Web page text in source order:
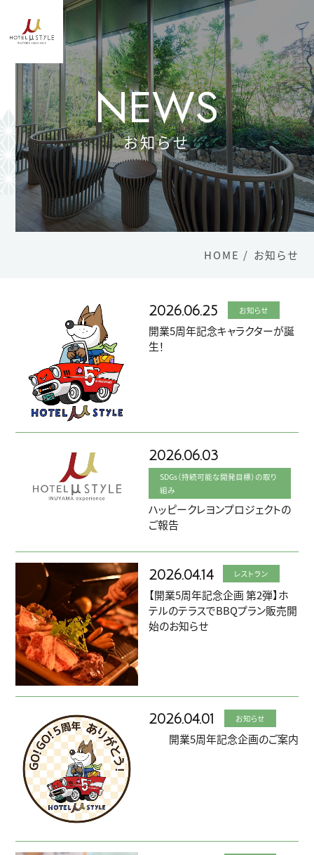
Language
日本語
English
简体字
繁體中文
한국어
TOP
- コンフォートダブル
- モデレートツイン
- スーペリアツイン
- プレミアムツイン
- アクセシブルルーム
レストラン
館内施設
アクティビティ
会社概要
採用情報
お知らせ
お問い合わせ
プライバシーポリシー
カスタマーハラスメント基本方針
お取引先様用通報窓口
ご予約TOPへ
NEWS
お知らせ
HOME お知らせ
2026.06.25 お知らせ
開業5周年記念キャラクターが誕
生！
2026.06.03
SDGs（持続可能な開発目標）の取り
組み
ハッピークレヨンプロジェクトの
ご報告
2026.04.14 レストラン
【開業5周年記念企画 第2弾】ホ
テルのテラスでBBQプラン販売開
始のお知らせ
2026.04.01 お知らせ
開業5周年記念企画のご案内